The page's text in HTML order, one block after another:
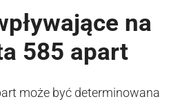
na
585 apart
może być determinowana